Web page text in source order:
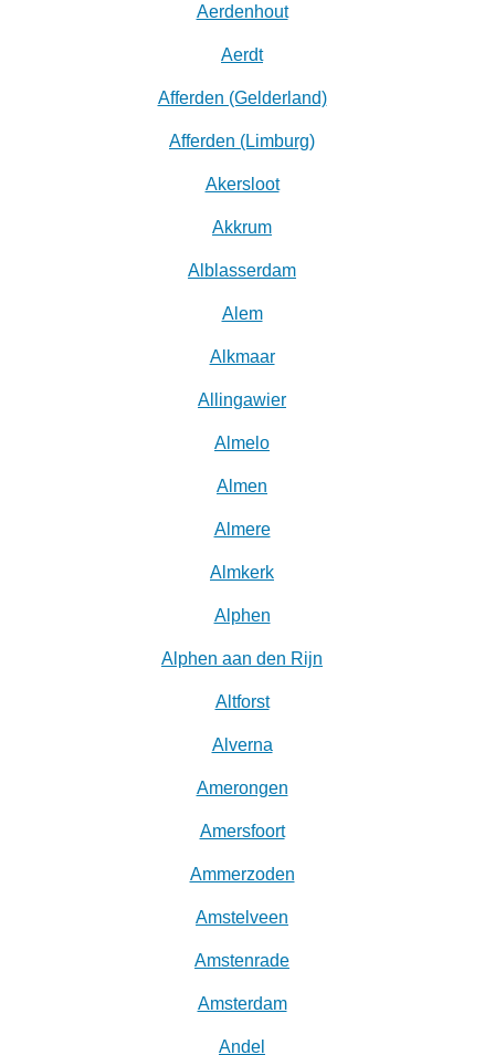
Aerdenhout
Aerdt
Afferden (Gelderland)
Afferden (Limburg)
Akersloot
Akkrum
Alblasserdam
Alem
Alkmaar
Allingawier
Almelo
Almen
Almere
Almkerk
Alphen
Alphen aan den Rijn
Altforst
Alverna
Amerongen
Amersfoort
Ammerzoden
Amstelveen
Amstenrade
Amsterdam
Andel